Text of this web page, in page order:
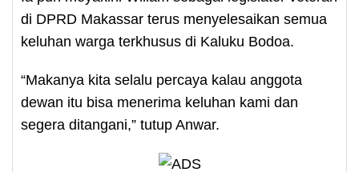
di DPRD Makassar terus menyelesaikan semua
keluhan warga terkhusus di Kaluku Bodoa.
“Makanya kita selalu percaya kalau anggota
dewan itu bisa menerima keluhan kami dan
segera ditangani,” tutup Anwar.